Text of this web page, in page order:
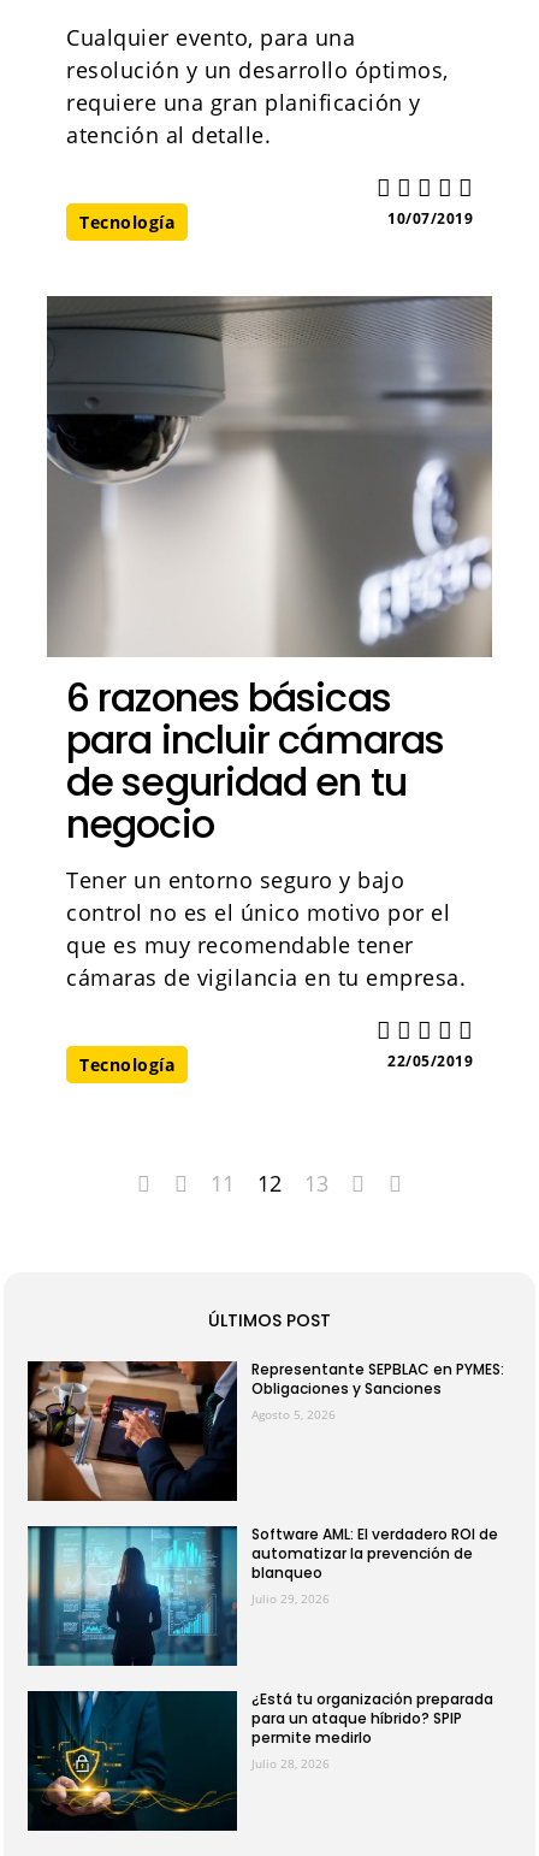
Cualquier evento, para una
resolución y un desarrollo óptimos,
requiere una gran planificación y
atención al detalle.
Tecnología 10/07/2019
6 razones básicas
para incluir cámaras
de seguridad en tu
negocio
Tener un entorno seguro y bajo
control no es el único motivo por el
que es muy recomendable tener
cámaras de vigilancia en tu empresa.
Tecnología 22/05/2019
11 12 13
ÚLTIMOS POST
Representante SEPBLAC en PYMES:
Obligaciones y Sanciones
Agosto 5, 2026
Software AML: El verdadero ROI de
automatizar la prevención de
blanqueo
Julio 29, 2026
¿Está tu organización preparada
para un ataque híbrido? SPIP
permite medirlo
Julio 28, 2026